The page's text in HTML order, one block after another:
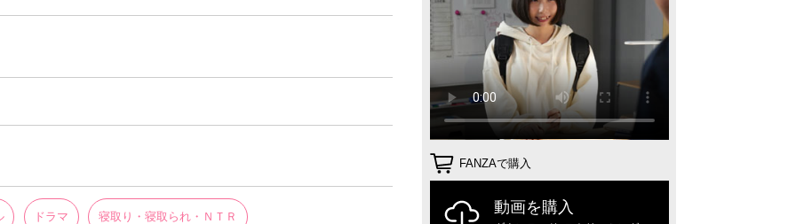
ドラマ 寝取り・寝取られ・ＮＴＲ
FANZAで購入
動画を購入